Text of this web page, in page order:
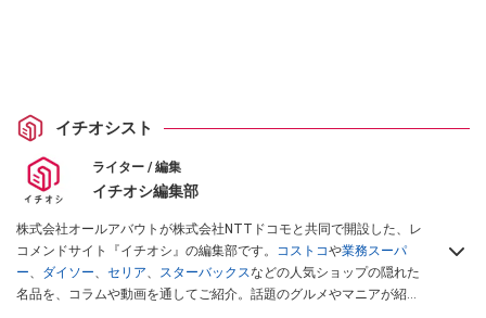
イチオシスト
ライター / 編集
イチオシ編集部
株式会社オールアバウトが株式会社NTTドコモと共同で開設した、レ
コメンドサイト『イチオシ』の編集部です。 コストコや業務スーパ
ー、 ダイソー、 セリア、 スターバックスなどの人気ショップの隠れた
名品を、コラムや動画を通してご紹介。話題のグルメやマニアが紹介